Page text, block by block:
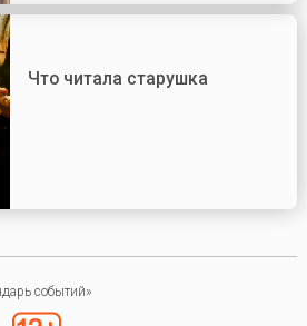
Что читала старушка
событий»